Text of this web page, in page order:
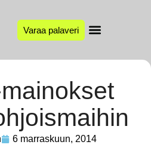
Varaa palaveri
6 marraskuun, 2014